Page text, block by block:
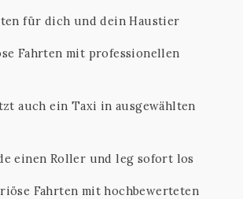
für dich und dein Haustier
Fahrten mit professionellen
auch ein Taxi in ausgewählten
einen Roller und leg sofort los
Fahrten mit hochbewerteten